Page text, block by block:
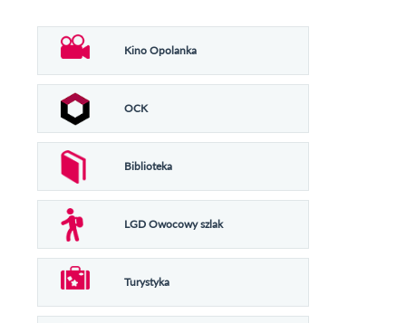
Kino Opolanka
OCK
Biblioteka
LGD Owocowy szlak
Turystyka